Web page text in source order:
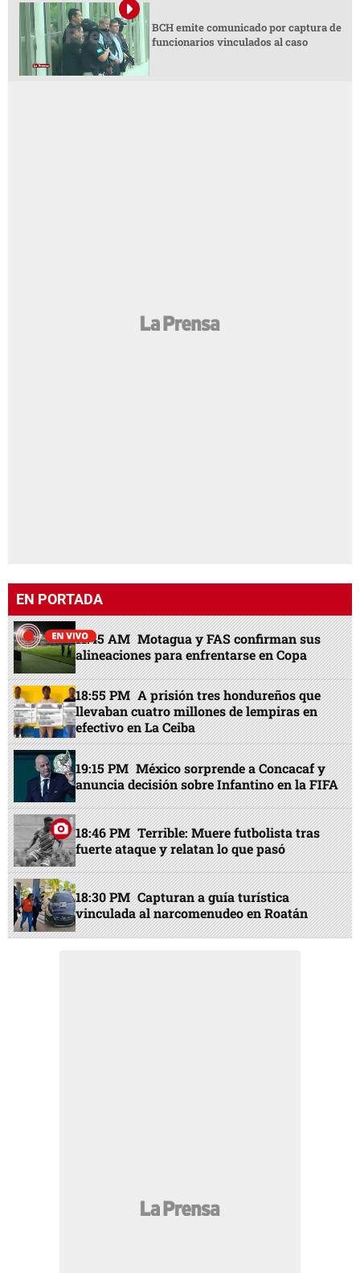
BCH emite comunicado por captura de
funcionarios vinculados al caso
EN PORTADA
11:45 AM Motagua y FAS confirman sus
alineaciones para enfrentarse en Copa
18:55 PM A prisión tres hondureños que
llevaban cuatro millones de lempiras en
efectivo en La Ceiba
19:15 PM México sorprende a Concacaf y
anuncia decisión sobre Infantino en la FIFA
18:46 PM Terrible: Muere futbolista tras
fuerte ataque y relatan lo que pasó
18:30 PM Capturan a guía turística
vinculada al narcomenudeo en Roatán